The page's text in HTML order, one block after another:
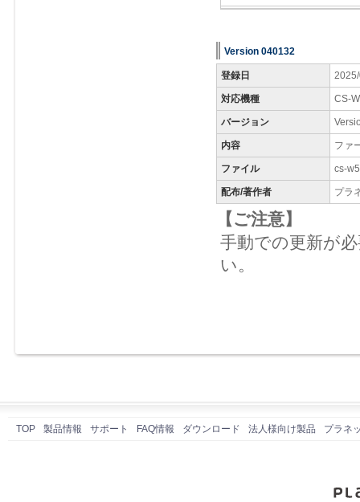
Version 040132
登録日
対応機種 CS-
バージョン
内容 ファ
ファイル cs-
配布/著作者 プラ
【ご注意】
手動での更新が
い。
TOP 製品情報 サポート FAQ情報 ダウンロード 法人様向け製品 プラネ